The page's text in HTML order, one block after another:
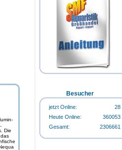
Die
Flasche
Happy-Life HappyCarbo 500ml-
Flasche
Happy-Life Algin Regular 500ml-
Besucher
jetzt Online:
28
Heute Online:
360053
Gesamt:
2306661